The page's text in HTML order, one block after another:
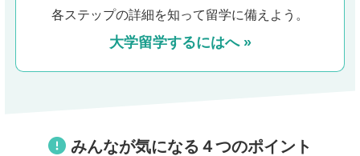
各ステップの詳細を知って留学に備えよう。
大学留学するにはへ »
みんなが気になる４つのポイント